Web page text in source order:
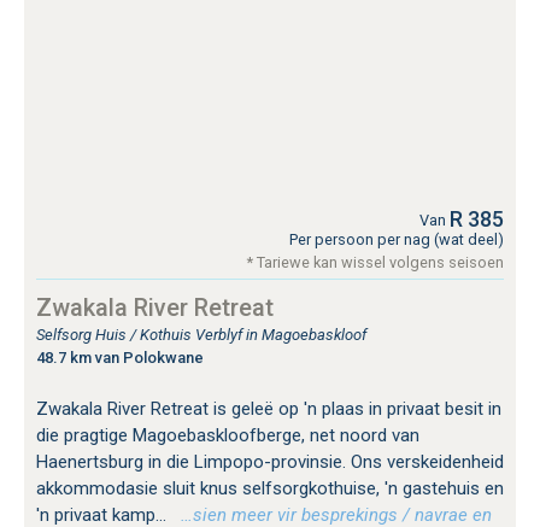
Van R 385
Per persoon per nag (wat deel)
* Tariewe kan wissel volgens seisoen
Zwakala River Retreat
Selfsorg Huis / Kothuis Verblyf in Magoebaskloof
48.7 km van Polokwane
Zwakala River Retreat is geleë op 'n plaas in privaat besit in
die pragtige Magoebaskloofberge, net noord van
Haenertsburg in die Limpopo-provinsie. Ons verskeidenheid
akkommodasie sluit knus selfsorgkothuise, 'n gastehuis en
'n privaat kamp...
…sien meer vir besprekings / navrae en